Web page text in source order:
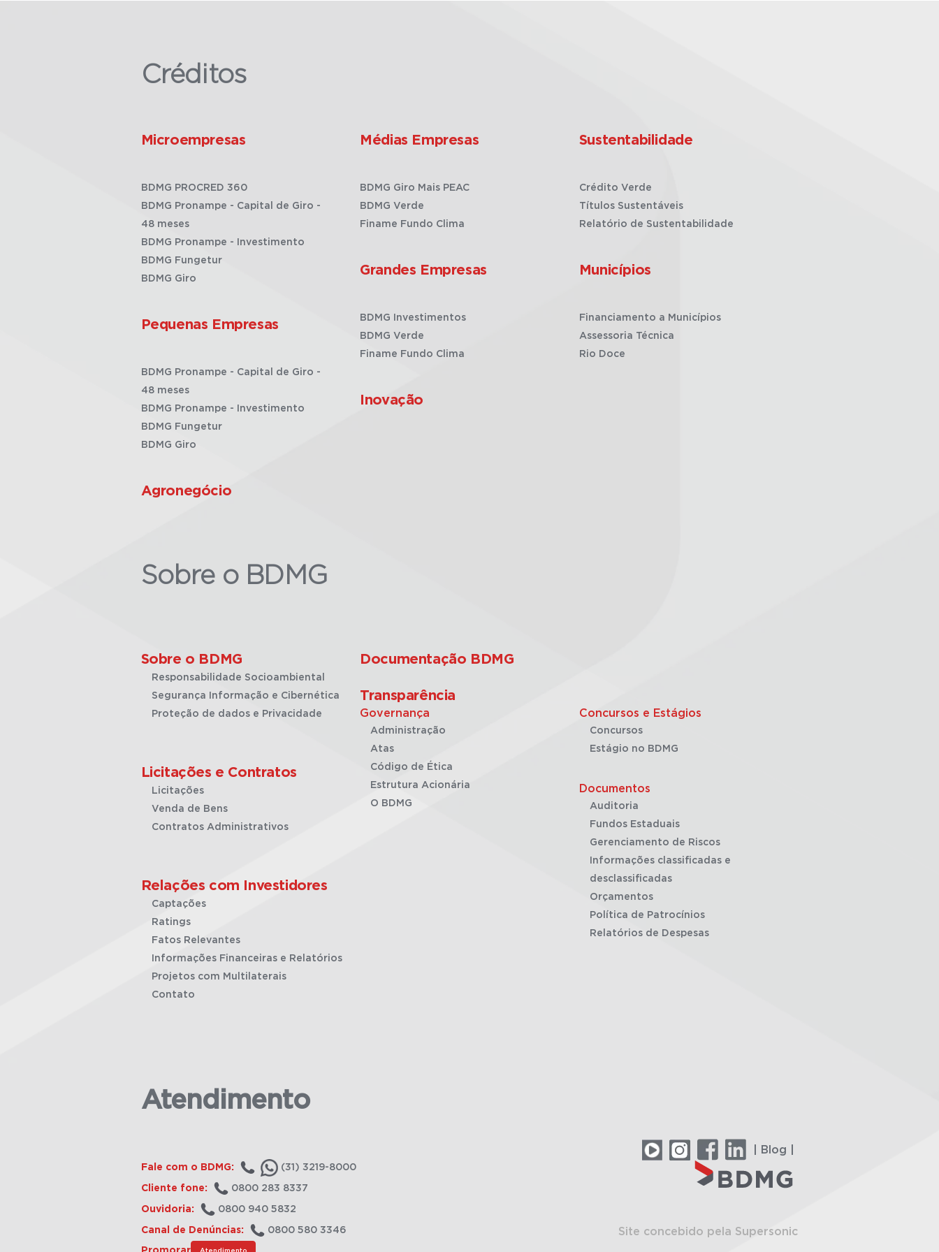
Créditos
Microempresas
BDMG PROCRED 360
BDMG Pronampe - Capital de Giro -
48 meses
BDMG Pronampe - Investimento
BDMG Fungetur
BDMG Giro
Pequenas Empresas
BDMG Pronampe - Capital de Giro -
48 meses
BDMG Pronampe - Investimento
BDMG Fungetur
BDMG Giro
Agronegócio
Médias Empresas
BDMG Giro Mais PEAC
BDMG Verde
Finame Fundo Clima
Grandes Empresas
BDMG Investimentos
BDMG Verde
Finame Fundo Clima
Inovação
Sustentabilidade
Crédito Verde
Títulos Sustentáveis
Relatório de Sustentabilidade
Municípios
Financiamento a Municípios
Assessoria Técnica
Rio Doce
Sobre o BDMG
Sobre o BDMG
Responsabilidade Socioambiental
Segurança Informação e Cibernética
Proteção de dados e Privacidade
Licitações e Contratos
Licitações
Venda de Bens
Contratos Administrativos
Relações com Investidores
Captações
Ratings
Fatos Relevantes
Informações Financeiras e Relatórios
Projetos com Multilaterais
Contato
Documentação BDMG
Transparência
Governança
Administração
Atas
Código de Ética
Estrutura Acionária
O BDMG
Concursos e Estágios
Concursos
Estágio no BDMG
Documentos
Auditoria
Fundos Estaduais
Gerenciamento de Riscos
Informações classificadas e
desclassificadas
Orçamentos
Política de Patrocínios
Relatórios de Despesas
Atendimento
Fale com o BDMG: (31) 3219-8000
Cliente fone: 0800 283 8337
Ouvidoria: 0800 940 5832
Canal de Denúncias: 0800 580 3346
Atendimento
| Blog |
Site concebido pela Supersonic